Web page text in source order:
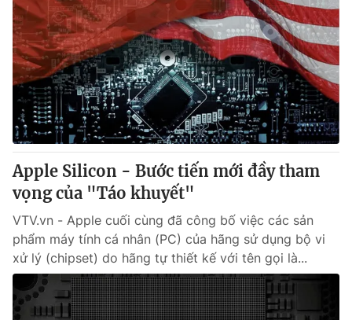
Apple Silicon - Bước tiến mới đầy tham
vọng của "Táo khuyết"
VTV.vn - Apple cuối cùng đã công bố việc các sản
phẩm máy tính cá nhân (PC) của hãng sử dụng bộ vi
xử lý (chipset) do hãng tự thiết kế với tên gọi là...